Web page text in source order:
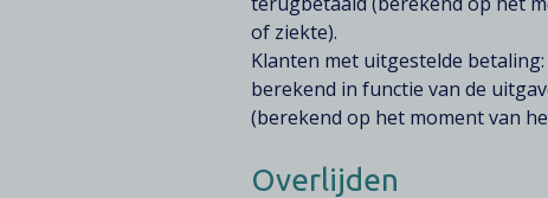
of ziekte).
Klanten met uitgestelde
berekend in functie van de
(berekend op het moment van
Overlijden